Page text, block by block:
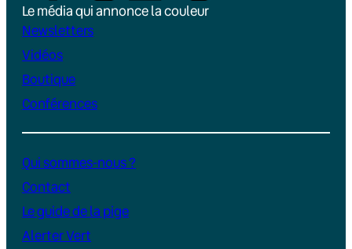
Le média qui annonce la couleur
Newsletters
Vidéos
Boutique
Conférences
Qui sommes-nous ?
Contact
Le guide de la pige
Alerter Vert